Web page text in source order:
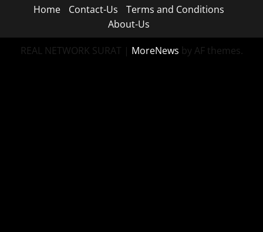
Home Contact-Us
Terms and Conditions
About-Us
REAL NETWORK SURAT | MoreNews by AF themes.